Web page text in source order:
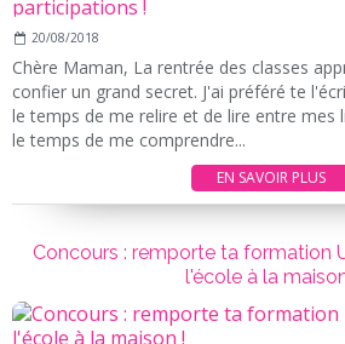
20/08/2018
Chère Maman, La rentrée des classes
confier un grand secret. J'ai préféré te
le temps de me relire et de lire entre mes
le temps de me comprendre...
EN SAVOIR PLUS
Concours : remporte ta formation
l'école à la